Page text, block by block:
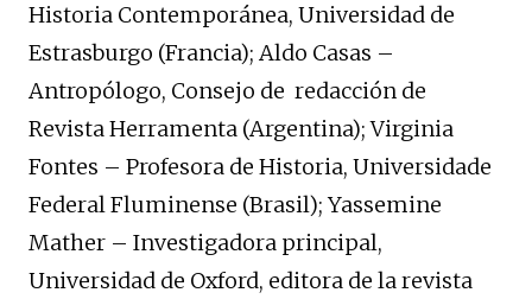
Historia Contemporánea, Universidad de
Estrasburgo (Francia); Aldo Casas –
Antropólogo, Consejo de redacción de
Revista Herramenta (Argentina); Virginia
Fontes – Profesora de Historia, Universidade
Federal Fluminense (Brasil); Yassemine
Mather – Investigadora principal,
Universidad de Oxford, editora de la revista